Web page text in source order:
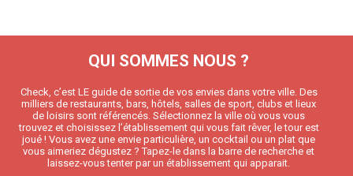
QUI SOMMES NOUS ?
Check, c’est LE guide de sortie de vos envies dans votre ville. Des
milliers de restaurants, bars, hôtels, salles de sport, clubs et lieux
de loisirs sont référencés. Sélectionnez la ville où vous vous
trouvez et choisissez l’établissement qui vous fait rêver, le tour est
joué ! Vous avez une envie particulière, un cocktail ou un plat que
vous aimeriez dégustez ? Tapez-le dans la barre de recherche et
laissez-vous tenter par un établissement qui apparait.